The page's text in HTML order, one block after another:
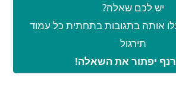
יש לכם שאלה?
אותה בתגובות בתחתית כל עמוד
תירגול
יפתור את השאלה!